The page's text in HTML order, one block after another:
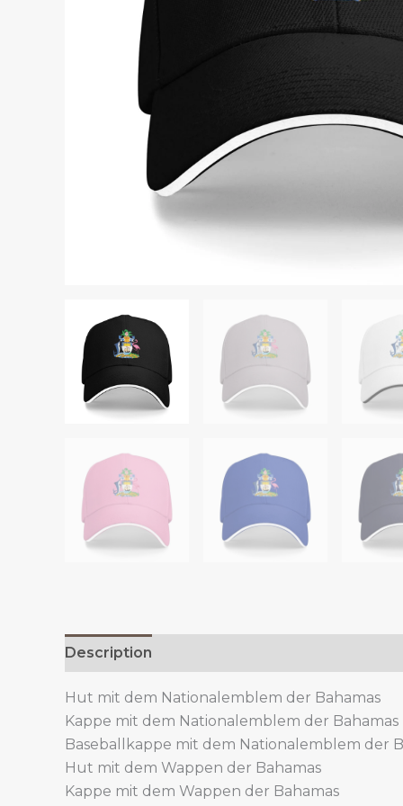
Description
Hut mit dem Nationalemblem der Bahamas
Kappe mit dem Nationalemblem der Bahamas
Baseballkappe mit dem Nationalemblem der
Hut mit dem Wappen der Bahamas
Kappe mit dem Wappen der Bahamas